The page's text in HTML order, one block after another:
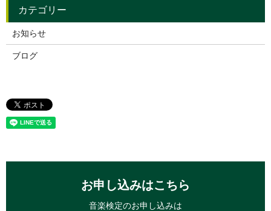
お知らせ
ブログ
お申し込みはこちら
音楽検定のお申し込みは